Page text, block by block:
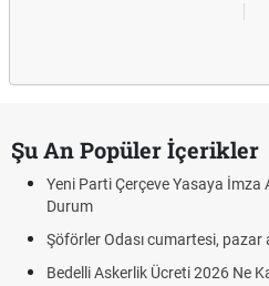
Şu An Popüler İçerikler
Yeni Parti Çerçeve Yasaya İmza
Durum
Şöförler Odası cumartesi, pazar
Bedelli Askerlik Ücreti 2026 Ne